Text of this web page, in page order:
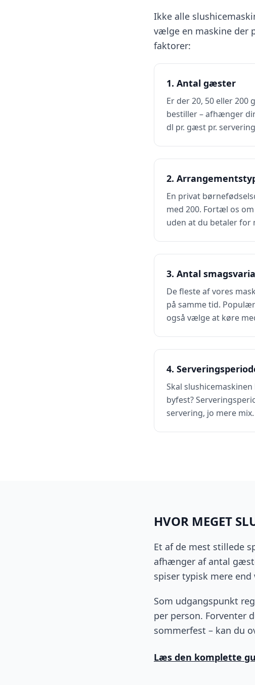
Ikke alle
vælge en maskine der
faktorer:
1. Antal gæster
Er der 20, 50 eller
bestiller – afhænger
dl pr. gæst pr.
2.
En privat
med 200. Fortæl os
uden at du betaler for
3. Antal
De fleste af vores
på samme tid.
også vælge at køre
4.
Skal
byfest?
servering, jo mere mix.
HVOR MEGET
Et af de mest stillede
afhænger af antal
spiser typisk mere end
Som udgangspunkt
per person. Forventer
sommerfest – kan du
Læs den komplette